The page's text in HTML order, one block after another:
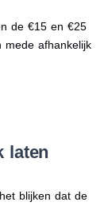
de €15 en €25
mede afhankelijk
laten
blijken dat de